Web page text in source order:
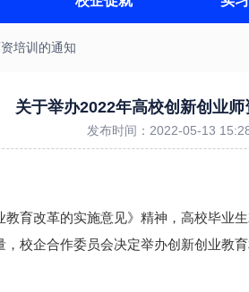
培训的通知
关于举办2022年高校创新创业
发布时间：2022-05-13
育改革的实施意见》精神，高校毕业
校企合作委员会决定举办创新创业教